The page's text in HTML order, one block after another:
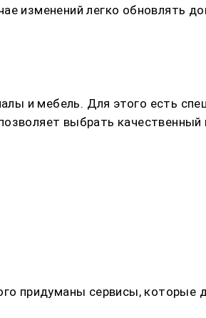
изменений легко обновлять
и мебель. Для этого есть
выбрать
придуманы сервисы,